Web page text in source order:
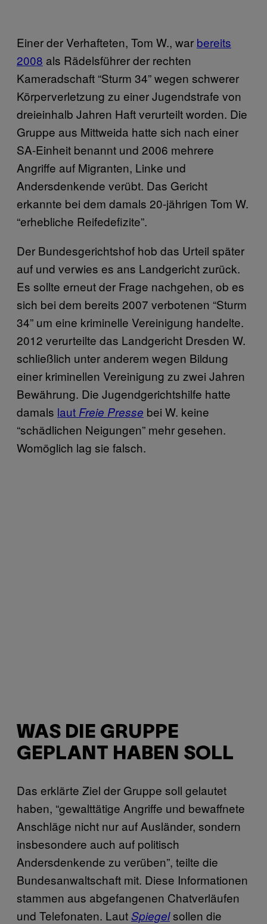
Einer der Verhafteten, Tom W., war bereits
2008 als Rädelsführer der rechten
Kameradschaft “Sturm 34” wegen schwerer
Körperverletzung zu einer Jugendstrafe von
dreieinhalb Jahren Haft verurteilt worden. Die
Gruppe aus Mittweida hatte sich nach einer
SA-Einheit benannt und 2006 mehrere
Angriffe auf Migranten, Linke und
Andersdenkende verübt. Das Gericht
erkannte bei dem damals 20-jährigen Tom W.
“erhebliche Reifedefizite”.
Der Bundesgerichtshof hob das Urteil später
auf und verwies es ans Landgericht zurück.
Es sollte erneut der Frage nachgehen, ob es
sich bei dem bereits 2007 verbotenen “Sturm
34” um eine kriminelle Vereinigung handelte.
2012 verurteilte das Landgericht Dresden W.
schließlich unter anderem wegen Bildung
einer kriminellen Vereinigung zu zwei Jahren
Bewährung. Die Jugendgerichtshilfe hatte
damals laut Freie Presse bei W. keine
“schädlichen Neigungen” mehr gesehen.
Womöglich lag sie falsch.
WAS DIE GRUPPE
GEPLANT HABEN SOLL
Das erklärte Ziel der Gruppe soll gelautet
haben, “gewalttätige Angriffe und bewaffnete
Anschläge nicht nur auf Ausländer, sondern
insbesondere auch auf politisch
Andersdenkende zu verüben”, teilte die
Bundesanwaltschaft mit. Diese Informationen
stammen aus abgefangenen Chatverläufen
und Telefonaten. LautSpiegelsollen die